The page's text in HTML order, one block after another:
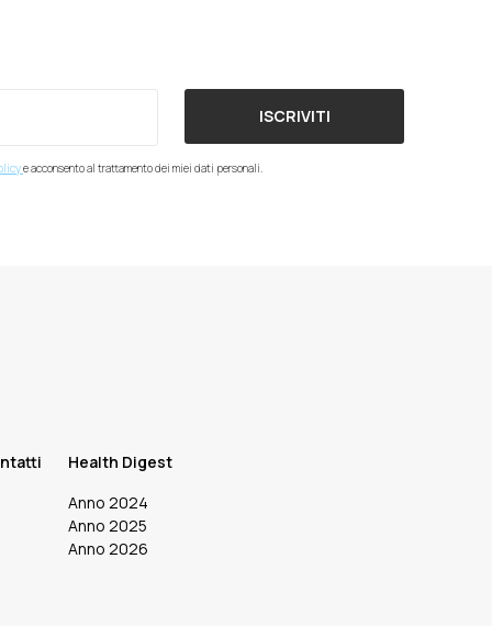
e acconsento al trattamento dei miei dati personali.
ISCRIVITI
Health Digest
Anno 2024
Anno 2025
Anno 2026